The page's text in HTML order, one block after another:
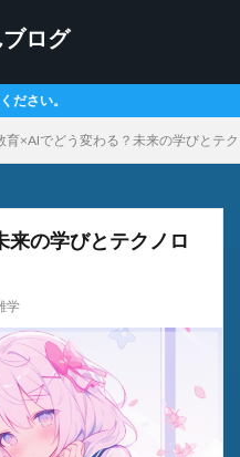
ログ
育×AIでどう変わる？未来の学びとテ
の学びとテクノロ
学